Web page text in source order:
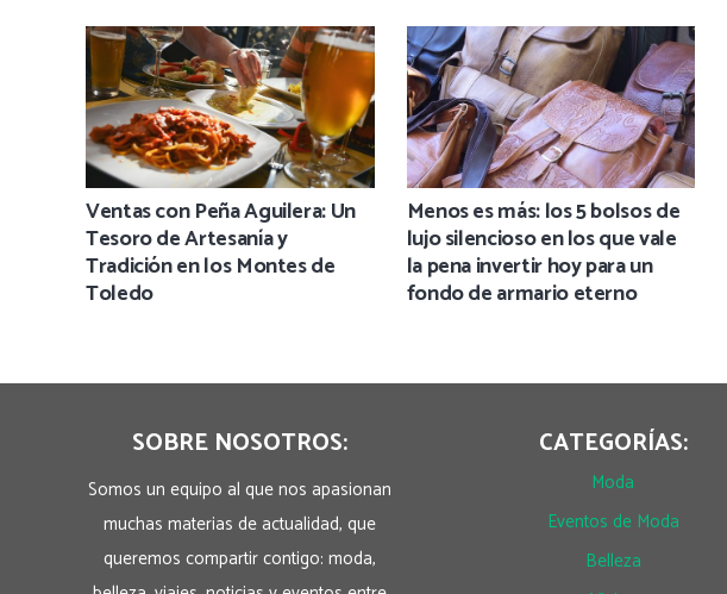
Ventas con Peña Aguilera: Un
Tesoro de Artesanía y
Tradición en los Montes de
Toledo
Menos es más: los 5 bolsos de
lujo silencioso en los que vale
la pena invertir hoy para un
fondo de armario eterno
SOBRE NOSOTROS:
Somos un equipo al que nos apasionan
muchas materias de actualidad, que
queremos compartir contigo: moda,
CATEGORÍAS:
Moda
Eventos de Moda
Belleza